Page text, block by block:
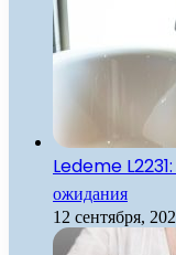
Ledeme L2231:
ожидания
12 сентября,